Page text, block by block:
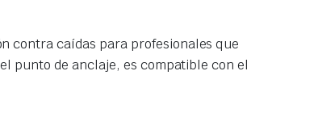
contra caídas para profesionales que
punto de anclaje, es compatible con el